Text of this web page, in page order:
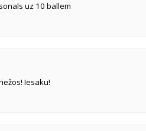
uz 10 ballem
Iesaku!